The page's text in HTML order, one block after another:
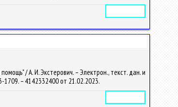
/ А. И. Экстерович. – Электрон., текст. дан. и
1709. – 4142332400 от 21.02.2023.